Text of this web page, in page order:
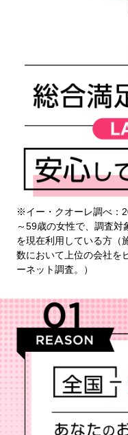
※イー・クオーレ調べ：
～59歳の女性で、調査対
を現在利用している方（
数において上位の会社を
ーネット調査。）